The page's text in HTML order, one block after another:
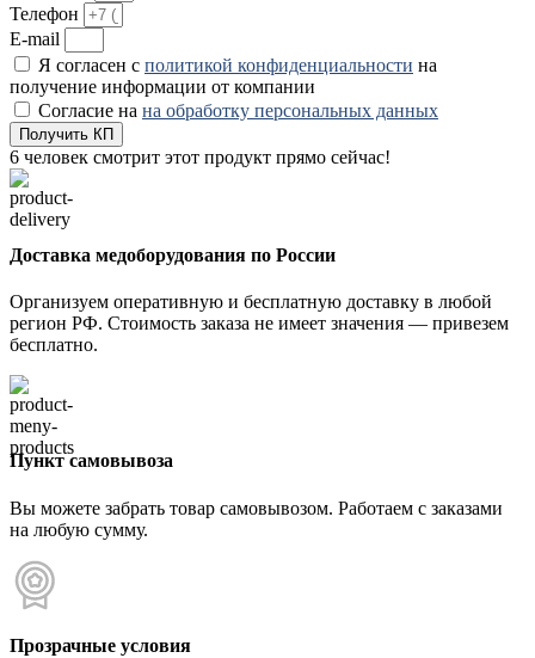
Телефон
E-mail
Я согласен с политикой конфиденциальности на
получение информации от компании
Согласие на на обработку персональных данных
Получить КП
6 человек смотрит этот продукт прямо сейчас!
Доставка медоборудования по России
Организуем оперативную и бесплатную доставку в любой
регион РФ. Стоимость заказа не имеет значения — привезем
бесплатно.
Пункт самовывоза
Вы можете забрать товар самовывозом. Работаем с заказами
на любую сумму.
Прозрачные условия